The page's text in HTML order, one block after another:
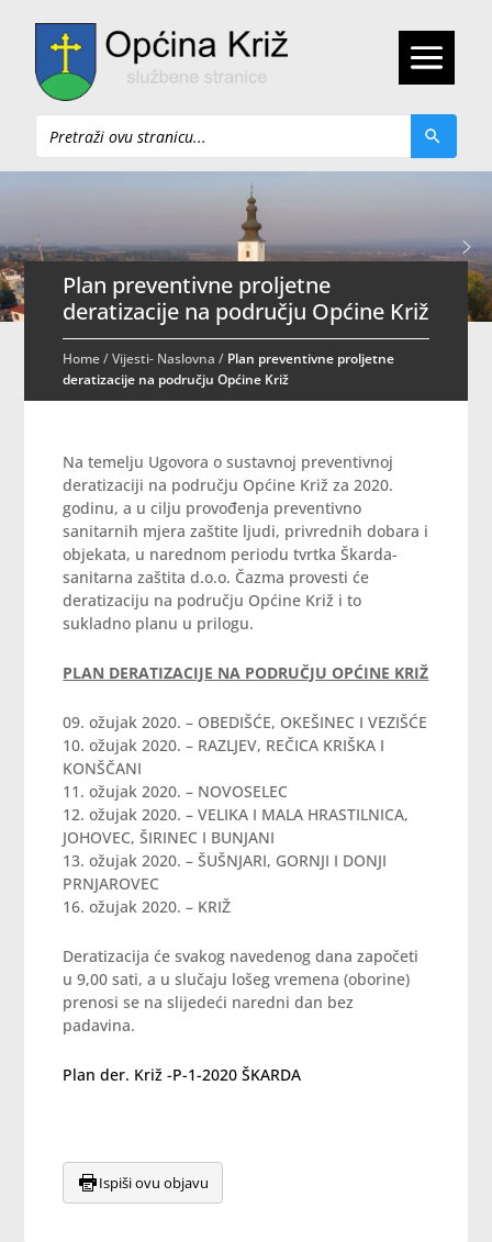
Pretraži
Plan preventivne proljetne
deratizacije na području Općine Križ
Home/Vijesti- Naslovna / Plan preventivne proljetne
deratizacije na području Općine Križ
Na temelju Ugovora o sustavnoj preventivnoj
deratizaciji na području Općine Križ za 2020.
godinu, a u cilju provođenja preventivno
sanitarnih mjera zaštite ljudi, privrednih dobara i
objekata, u narednom periodu tvrtka Škarda-
sanitarna zaštita d.o.o. Čazma provesti će
deratizaciju na području Općine Križ i to
sukladno planu u prilogu.
PLAN DERATIZACIJE NA PODRUČJU OPĆINE KRIŽ
09. ožujak 2020. – OBEDIŠĆE, OKEŠINEC I VEZIŠĆE
10. ožujak 2020. – RAZLJEV, REČICA KRIŠKA I
KONŠČANI
11. ožujak 2020. – NOVOSELEC
12. ožujak 2020. – VELIKA I MALA HRASTILNICA,
JOHOVEC, ŠIRINEC I BUNJANI
13. ožujak 2020. – ŠUŠNJARI, GORNJI I DONJI
PRNJAROVEC
16. ožujak 2020. – KRIŽ
Deratizacija će svakog navedenog dana započeti
u 9,00 sati, a u slučaju lošeg vremena (oborine)
prenosi se na slijedeći naredni dan bez
padavina.
Plan der. Križ -P-1-2020 ŠKARDA
Ispiši ovu objavu